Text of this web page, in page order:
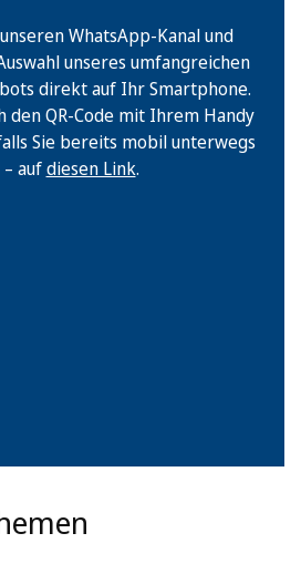
WhatsApp-Kanal und
unseres umfangreichen
direkt auf Ihr Smartphone.
den QR-Code mit Ihrem Handy
Sie bereits mobil unterwegs
aufdiesen Link.